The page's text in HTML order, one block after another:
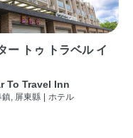
ー トゥ トラベル イ
To Travel Inn
鎮, 屏東縣 ホテル